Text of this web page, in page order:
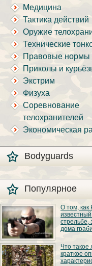
Медицина
Тактика действий
Оружие
Технические
Правовые нормы
Приколы и
Экстрим
Физуха
Соревнование
телохранителей
Экономическая
Bodyguards
Популярное
О том, как
стрельбе,
дома
Вот вы всё говорите:
«В США круто, там
можно любого
постороннего в своём
Что такое
краткое